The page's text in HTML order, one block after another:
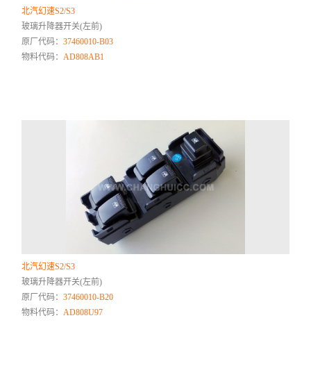
北汽幻速S2/S3
玻璃升降器开关(左前)
原厂代码：37460010-B03
物料代码：AD808AB1
北汽幻速S2/S3
玻璃升降器开关(左前)
原厂代码：37460010-B20
物料代码：AD808U97